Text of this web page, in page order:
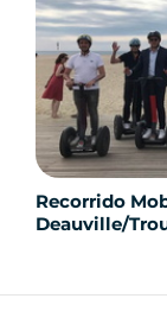
Recorrido
Deauville/